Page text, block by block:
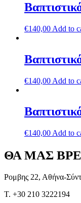
€140,00 Add to
€140,00 Add to
€140,00 Add to
ΘΑ ΜΑΣ
Ρομβης 22, Αθήνα-
T. +30 210 3222194